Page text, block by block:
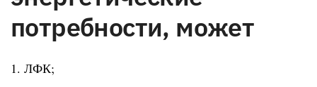
потребности, может
1. ЛФК;